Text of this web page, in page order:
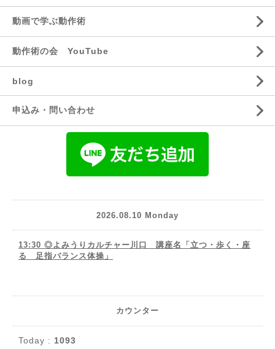
動画で学ぶ動作術
動作術の会 YouTube
blog
申込み・問い合わせ
2026.08.10 Monday
13:30 ◎よみうりカルチャー川口 講座名「立つ・歩く・座
る 足指バランス体操」
カウンター
Today : 1093